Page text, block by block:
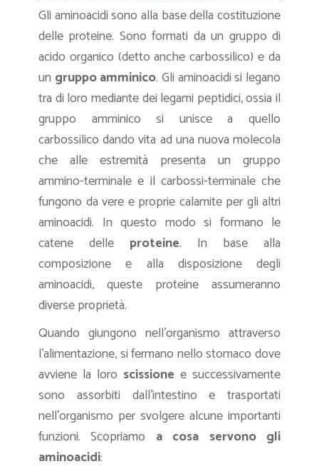
Gli aminoacidi sono alla base della costituzione
delle proteine. Sono formati da un gruppo di
acido organico (detto anche carbossilico) e da
un gruppo amminico. Gli aminoacidi si legano
tra di loro mediante dei legami peptidici, ossia il
gruppo amminico si unisce a quello
carbossilico dando vita ad una nuova molecola
che alle estremità presenta un gruppo
ammino-terminale e il carbossi-terminale che
fungono da vere e proprie calamite per gli altri
aminoacidi. In questo modo si formano le
catene delle proteine. In base alla
composizione e alla disposizione degli
aminoacidi, queste proteine assumeranno
diverse proprietà.
Quando giungono nell’organismo attraverso
l’alimentazione, si fermano nello stomaco dove
avviene la loro scissione e successivamente
sono assorbiti dall’intestino e trasportati
nell’organismo per svolgere alcune importanti
funzioni. Scopriamo a cosa servono gli
aminoacidi: